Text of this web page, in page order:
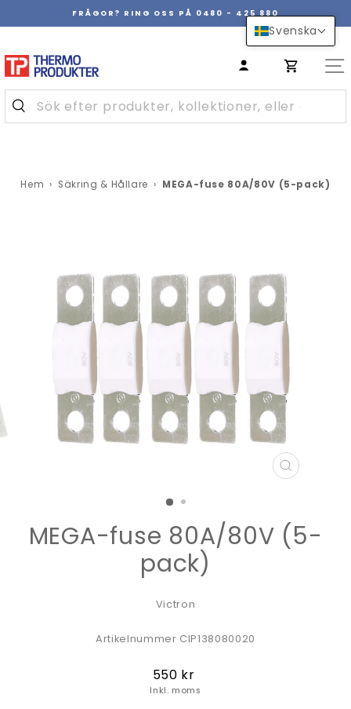
Pausa
FRÅGOR? RING OSS PÅ 0480 - 425 880
Hem › Säkring & Hållare › MEGA-fuse 80A/80V (5-pack)
STÄNG
MEGA-fuse 80A/80V (5-
pack)
Victron
Artikelnummer CIP138080020
Ordinarie
pris
550 kr
Inkl. moms
Svenska